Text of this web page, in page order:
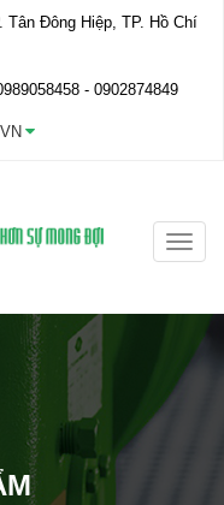
Đông Hiệp, TP. Hồ Chí
- 0902874849
VN
Toggle